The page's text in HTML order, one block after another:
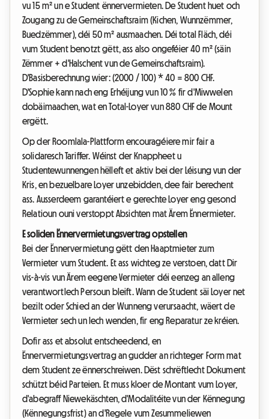
vu 15 m² un e Student ënnervermieten. De Student huet och
Zougang zu de Gemeinschaftsraim (Kichen, Wunnzëmmer,
Buedzëmmer), déi 50 m² ausmaachen. Déi total Fläch, déi
vum Student benotzt gëtt, ass also ongeféier 40 m² (säin
Zëmmer + d'Halschent vun de Gemeinschaftsraim).
D'Basisberechnung wier: (2000 / 100) * 40 = 800 CHF.
D'Sophie kann nach eng Erhéijung vun 10 % fir d'Miwwelen
dobäimaachen, wat en Total-Loyer vun 880 CHF de Mount
ergëtt.
Op der Roomlala-Plattform encouragéiere mir fair a
solidaresch Tariffer. Wéinst der Knappheet u
Studentewunnengen hëlleft et aktiv bei der Léisung vun der
Kris, en bezuelbare Loyer unzebidden, dee fair berechent
ass. Ausserdeem garantéiert e gerechte Loyer eng gesond
Relatioun ouni verstoppt Absichten mat Ärem Ënnermieter.
E soliden Ënnervermietungsvertrag opstellen
Bei der Ënnervermietung gëtt den Haaptmieter zum
Vermieter vum Student. Et ass wichteg ze verstoen, datt Dir
vis-à-vis vun Ärem eegene Vermieter déi eenzeg an alleng
verantwortlech Persoun bleift. Wann de Student säi Loyer net
bezilt oder Schied an der Wunneng verursaacht, wäert de
Vermieter sech un Iech wenden, fir eng Reparatur ze kréien.
Dofir ass et absolut entscheedend, en
Ënnervermietungsvertrag an gudder an richteger Form mat
dem Student ze ënnerschreiwen. Dëst schrëftlecht Dokument
schützt béid Parteien. Et muss kloer de Montant vum Loyer,
d'abegraff Niewekäschten, d'Modalitéite vun der Kënnegung
(Kënnegungsfrist) an d'Regele vum Zesummeliewen